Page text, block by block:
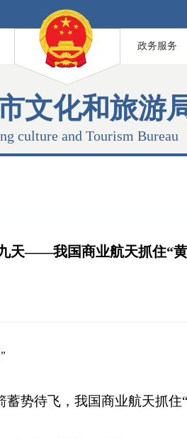
政务服务
文化和旅游
culture and Tourism Bureau
天——我国商业航天抓住“
势待飞，我国商业航天抓住